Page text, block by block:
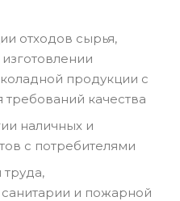
отходов сырья,
продукции с
качества
наличных и
с потребителями
и пожарной